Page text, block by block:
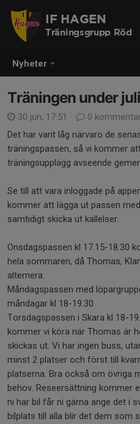
Nyheter
IF HAGEN
Träningsgrupp Röd
Träningen under juli
30 jun, 17:51
0
Det har varit låg närvaro de
träningspassen, så vi kommer
träningsupplägg avseende
Se till att vara inloggade på
kommer att lägga ut passen
samtidigt skicka ut kallelser.
Onsdagspassen kl 17.15-18.30
hela sommaren, då Thomas,
alternera.
Måndagspassen med
måndagar kl 18-19.30
Torsdagspassen i Skara kl 18-
kommer vi köra när Thomas är
skickas ut. Vi har ingen buss,
minst 2 platser och först till
platserna. Bra också om övriga
behov. Reseersättning kommer
ni har bil får ni gärna ange det i
bilplats till alla blir det dem som